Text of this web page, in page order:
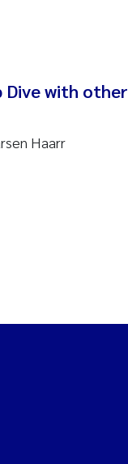
with other
Haarr